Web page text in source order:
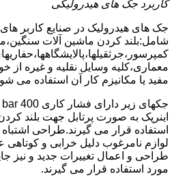
کاربرد جک های هیدرولیکی
جک های هیدرولیک در صنایع کاربر های
شامل:بلند کردن ماشین آلات
معماری،کلیه وسایل نقلیه و غیره از
مفید یا مکانیزم کار آن استفاده می
اینرپک به صورت پرتابل جهت بلند
استفاده قرار می گیرند.طراحی اشتباه
لوازم نامرغوب دلیل خرابی و
طراحی و اعمال تغییرات جدید و نیز
مورد استفاده قرار می گیرند.